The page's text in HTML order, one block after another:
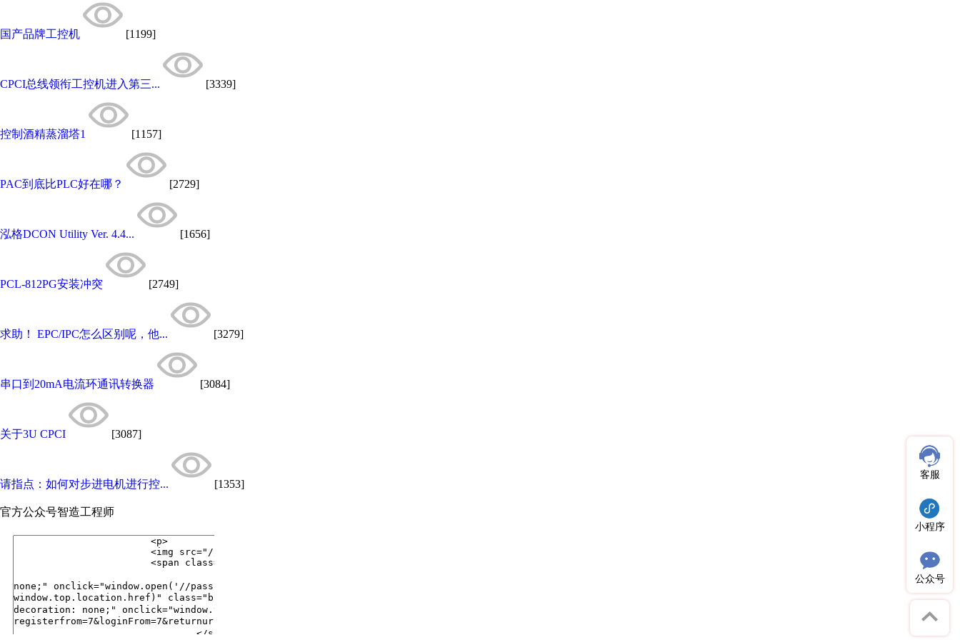
国产品牌工控机 [1199]
CPCI总线领衔工控机进入第三... [3339]
控制酒精蒸溜塔1 [1157]
PAC到底比PLC好在哪？ [2729]
泓格DCON Utility Ver. 4.4... [1656]
PCL-812PG安装冲突 [2749]
求助！ EPC/IPC怎么区别呢，他... [3279]
串口到20mA电流环通讯转换器 [3084]
关于3U CPCI [3087]
请指点：如何对步进电机进行控... [1353]
官方公众号智造工程师
客服
小程序
公众号